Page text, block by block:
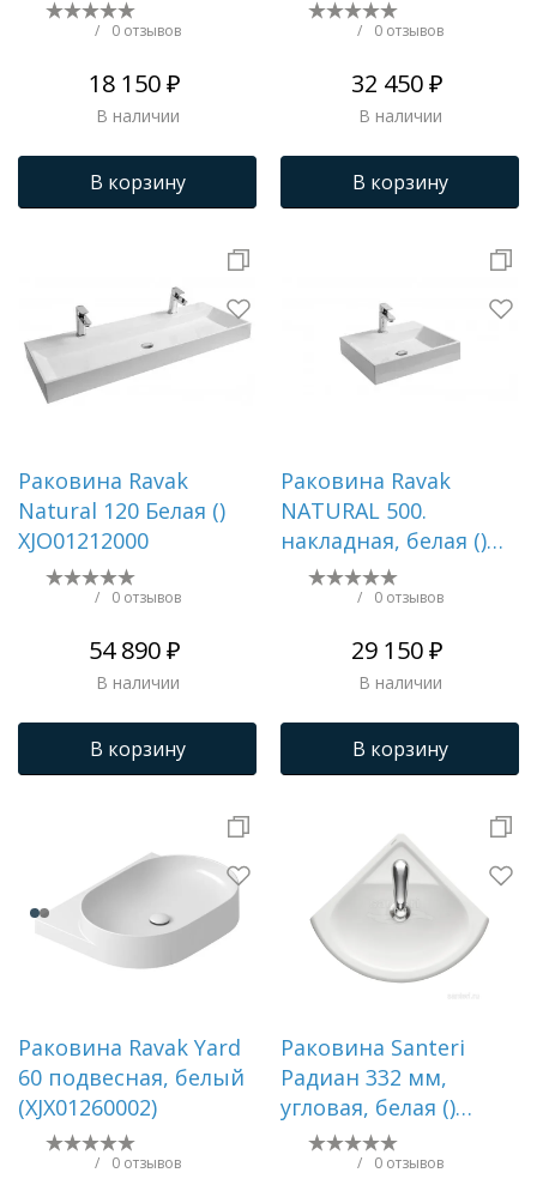
/ 0 отзывов
18 150 ₽
В наличии
В корзину
/ 0 отзывов
32 450 ₽
В наличии
В корзину
Раковина Ravak
Natural 120 Белая ()
XJO01212000
/ 0 отзывов
54 890 ₽
В наличии
В корзину
Раковина Ravak
NATURAL 500.
накладная, белая ()
XJO01250000
/ 0 отзывов
29 150 ₽
В наличии
В корзину
Раковина Ravak Yard
60 подвесная, белый
(XJX01260002)
/ 0 отзывов
Раковина Santeri
Радиан 332 мм,
угловая, белая ()
1.3130.9.S00.10B.0
/ 0 отзывов